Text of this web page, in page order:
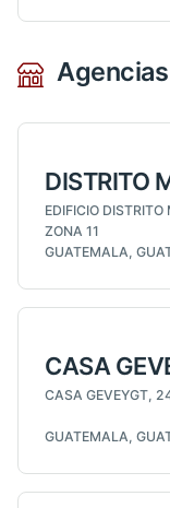
Agencias
DISTRITO
EDIFICIO
ZONA 11
GUATEMALA,
CASA
CASA GEVEYGT,
GUATEMALA,